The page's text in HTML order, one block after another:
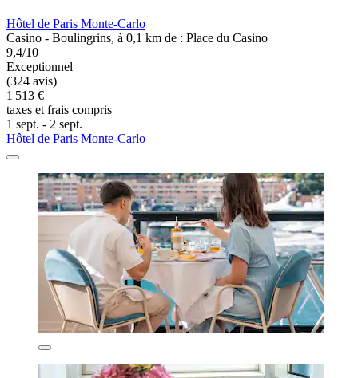
Hôtel de Paris Monte-Carlo
Casino - Boulingrins, à 0,1 km de : Place du Casino
9,4/10
Exceptionnel
(324 avis)
1 513 €
taxes et frais compris
1 sept. - 2 sept.
Hôtel de Paris Monte-Carlo